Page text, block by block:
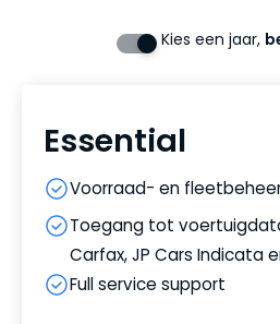
Kies een jaar,
Essential
Voorraad- en
Toegang tot
Carfax, JP Cars Indicata
Full service support